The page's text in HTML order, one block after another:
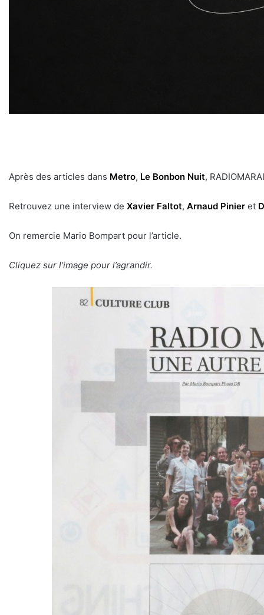
Après des articles dans Metro, Le Bonbon Nuit,
Retrouvez une interview de Xavier Faltot, Arnaud Pinier et
On remercie Mario Bompart pour l’article.
Cliquez sur l’image pour l’agrandir.